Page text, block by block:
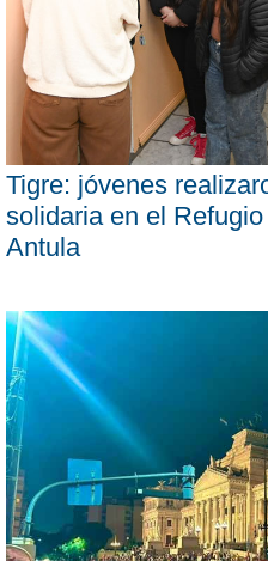
Tigre: jóvenes
solidaria en el
Antula